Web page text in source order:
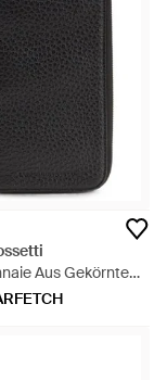
Aus Gekörntem